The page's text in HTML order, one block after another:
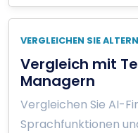
VERGLEICHEN SIE
Vergleich mit
Managern
Vergleichen Sie AI-
Sprachfunktionen